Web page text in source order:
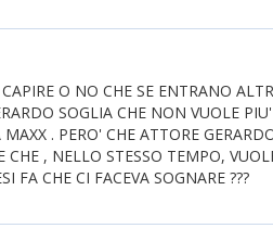
O NO CHE SE ENTRANO
SOGLIA CHE NON VUOLE
. PERO' CHE ATTORE
CHE , NELLO STESSO TEMPO,
FA CHE CI FACEVA SOGNARE ???